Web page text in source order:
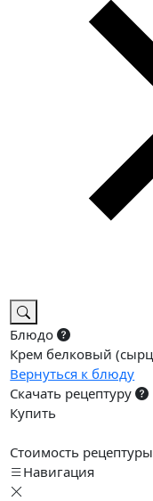
Блюдо
Крем белковый
Вернуться к блюду
Скачать рецептуру
Купить
Стоимость
Навигация